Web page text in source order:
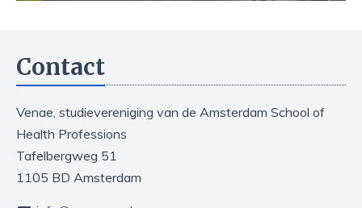
Contact
Venae, studievereniging van de Amsterdam School of
Health Professions
Tafelbergweg 51
1105 BD Amsterdam